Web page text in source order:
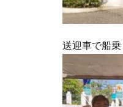
送迎車で船